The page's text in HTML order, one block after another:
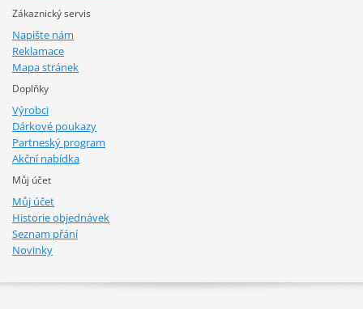
Zákaznický servis
Napište nám
Reklamace
Mapa stránek
Doplňky
Výrobci
Dárkové poukazy
Partneský program
Akční nabídka
Můj účet
Můj účet
Historie objednávek
Seznam přání
Novinky